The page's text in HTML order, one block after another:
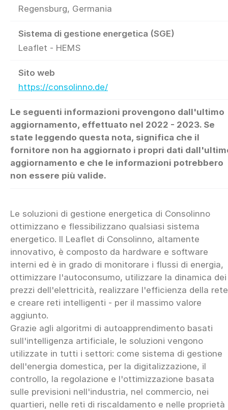
Regensburg, Germania
Sistema di gestione energetica (SGE)
Leaflet - HEMS
Sito web
https://consolinno.de/
Le seguenti informazioni provengono dall'ultimo
aggiornamento, effettuato nel 2022 - 2023. Se
state leggendo questa nota, significa che il
fornitore non ha aggiornato i propri dati
aggiornamento e che le informazioni potrebbero
non essere più valide.
Le soluzioni di gestione energetica di Consolinno
ottimizzano e flessibilizzano qualsiasi sistema
energetico. Il Leaflet di Consolinno, altamente
innovativo, è composto da hardware e software
interni ed è in grado di monitorare i flussi di energia,
ottimizzare l'autoconsumo, utilizzare la dinamica dei
prezzi dell'elettricità, realizzare l'efficienza della rete
e creare reti intelligenti - per il massimo valore
aggiunto.
Grazie agli algoritmi di autoapprendimento basati
sull'intelligenza artificiale, le soluzioni vengono
utilizzate in tutti i settori: come sistema di gestione
dell'energia domestica, per la digitalizzazione, il
controllo, la regolazione e l'ottimizzazione basata
sulle previsioni nell'industria, nel commercio, nei
quartieri, nelle reti di riscaldamento e nelle proprietà